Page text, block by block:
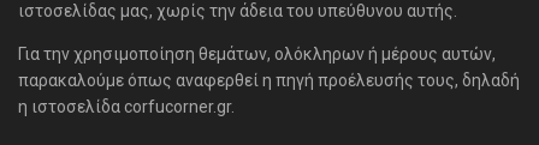
ιστοσελίδας μας, χωρίς την άδεια του υπεύθυνου αυτής.
Για την χρησιμοποίηση θεμάτων, ολόκληρων ή μέρους αυτών,
παρακαλούμε όπως αναφερθεί η πηγή προέλευσής τους, δηλαδή
η ιστοσελίδα corfucorner.gr.